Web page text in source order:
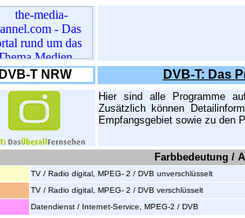
DVB-T NRW DVB-T: Das
Hier sind alle Programme
Zusätzlich können
Empfangsgebiet sowie zu den
Farbbedeutung /
TV / Radio digital, MPEG- 2 / DVB unverschlüsselt
TV / Radio digital, MPEG- 2 / DVB verschlüsselt
Datendienst / Internet-Service, MPEG-2 / DVB